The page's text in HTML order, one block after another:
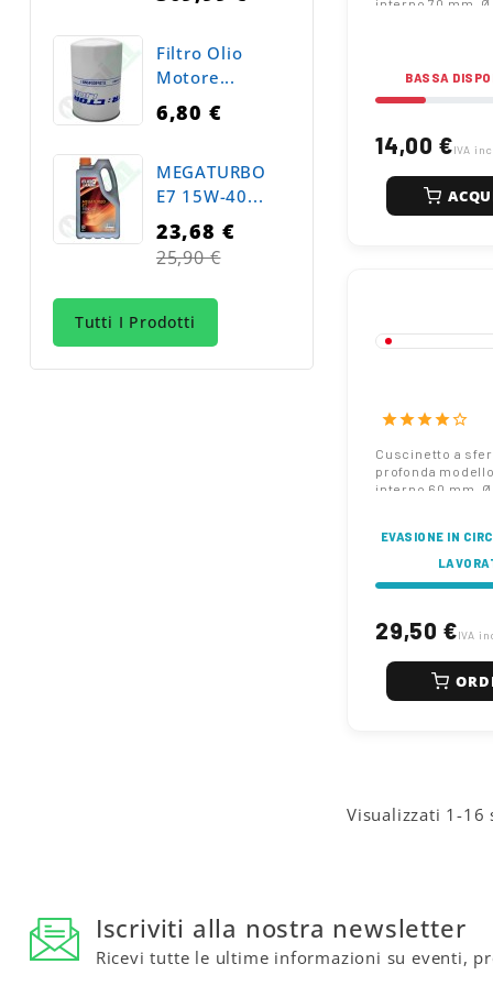
Filtro Olio
Motore...
6,80 €
MEGATURBO
E7 15W-40...
23,68 €
Prezzo
25,90 €
Tutti I Prodotti
interno 70 mm, Ø
FAG, Craft
BASSA
14,00 €IVA
mm - Serie 160
starstarstarstarstar_border
Cuscinetto a
profonda modello
interno 60 mm,
disponibile da
rinomati come
EVASIONE IN
29,50 €IVA
Visualizzati 1-16
Iscriviti alla nostra newsletter
Ricevi tutte le ultime informazioni su eventi,